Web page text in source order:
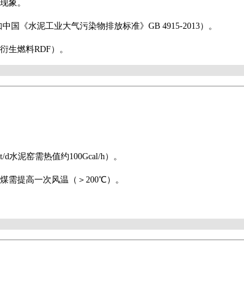
象。
国《水泥工业大气污染物排放标准》GB 4915-2013）。
生燃料RDF）。
d水泥窑需热值约100Gcal/h）。
需提高一次风温（＞ 200℃）。